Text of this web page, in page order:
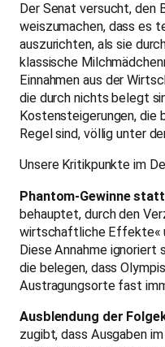
Der Senat versucht, den
weiszumachen, dass es
auszurichten, als sie
klassische
Einnahmen aus der
die durch nichts belegt
Kostensteigerungen, die
Regel sind, völlig unter
Unsere Kritikpunkte im
Phantom-Gewinne
behauptet, durch den
wirtschaftliche Effekte«
Diese Annahme ignoriert
die belegen, dass
Austragungsorte fast
Ausblendung der
zugibt, dass Ausgaben